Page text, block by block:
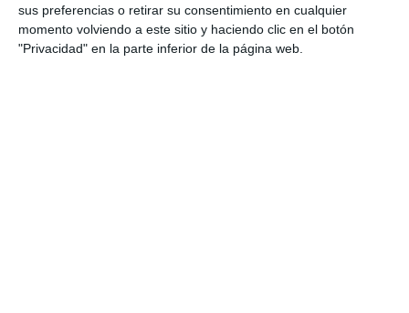
sus preferencias o retirar su consentimiento en cualquier
momento volviendo a este sitio y haciendo clic en el botón
"Privacidad" en la parte inferior de la página web.